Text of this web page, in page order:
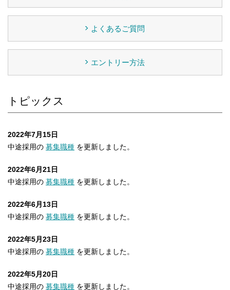
よくあるご質問
エントリー方法
トピックス
2022年7月15日
中途採用の 募集職種 を更新しました。
2022年6月21日
中途採用の 募集職種 を更新しました。
2022年6月13日
中途採用の 募集職種 を更新しました。
2022年5月23日
中途採用の 募集職種 を更新しました。
2022年5月20日
中途採用の 募集職種 を更新しました。